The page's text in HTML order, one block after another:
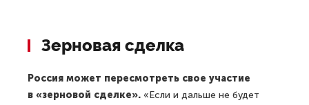
Зерновая сделка
Россия может пересмотреть свое участие
в «зерновой сделке». «Если и дальше не будет